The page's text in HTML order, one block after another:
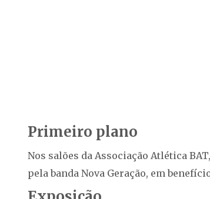
Primeiro plano
Nos salões da Associação Atlética
pela banda Nova Geração, em